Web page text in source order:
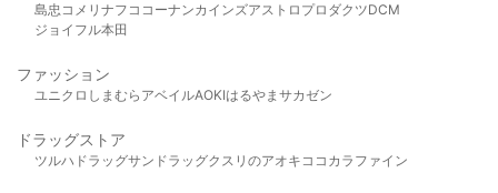
島忠 コメリ ナフコ コーナンカインズアストロプロダクツDCM
ジョイフル本田
ファッション
ユニクロ しまむら アベイルAOKIはるやま サカゼン
ドラッグストア
ツルハドラッグサンドラッグクスリのアオキ ココカラファイン